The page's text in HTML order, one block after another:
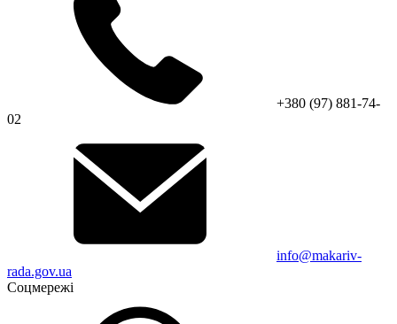
+380 (97) 881-74-
02
info@makariv-
rada.gov.ua
Соцмережі